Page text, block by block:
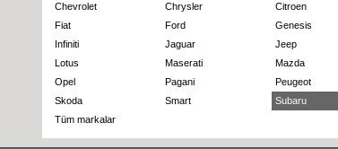
Chevrolet
Chrysler Citroen
Fiat
Ford Genesis
Infiniti
Jaguar Jeep
Lotus
Maserati Mazda
Opel
Pagani Peugeot
Skoda
Smart Subaru
Tüm markalar